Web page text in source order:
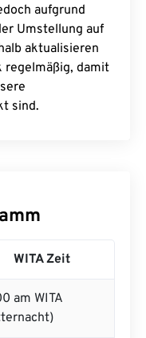
aufgrund
Umstellung auf
aktualisieren
regelmäßig, damit
sind.
WITA Zeit
am WITA